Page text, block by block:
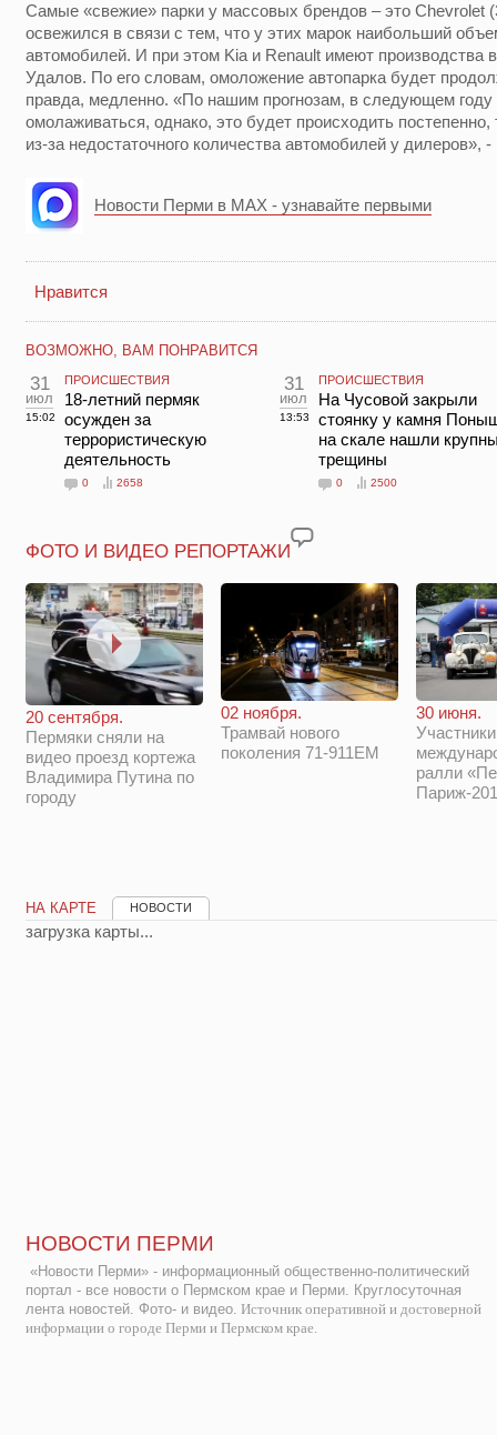
Самые «свежие» парки у массовых брендов – это Chevrolet
освежился в связи с тем, что у этих марок наибольший
автомобилей. И при этом Kia и Renault имеют производства
Удалов. По его словам, омоложение автопарка будет
правда, медленно. «По нашим прогнозам, в следующем году
омолаживаться, однако, это будет происходить
из-за недостаточного количества автомобилей у дилеров», -
Новости Перми в MAX - узнавайте первыми
Нравится
ВОЗМОЖНО, ВАМ ПОНРАВИТСЯ
31
июл
15:02
ПРОИСШЕСТВИЯ
18-летний пермяк
осужден за
террористическую
деятельность
0 2658
31
июл
13:53
ПРОИСШЕСТВИЯ
На Чусовой закрыли
стоянку у камня
на скале нашли
трещины
0 2500
ФОТО И ВИДЕО РЕПОРТАЖИ
20 сентября.
Пермяки сняли на
видео проезд кортежа
Владимира Путина по
городу
02 ноября.
Трамвай нового
поколения 71-911ЕМ
30 июня.
Участники
ралли
Париж-
НА КАРТЕ НОВОСТИ
загрузка карты...
НОВОСТИ ПЕРМИ
«Новости Перми» - информационный общественно-политический
портал - все новости о Пермском крае и Перми. Круглосуточная
лента новостей. Фото- и видео. Источник оперативной и достоверной
информации о городе Перми и Пермском крае.